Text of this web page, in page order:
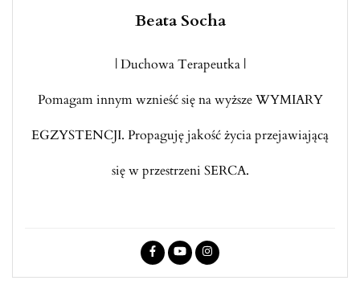
Beata Socha
| Duchowa Terapeutka |
Pomagam innym wznieść się na wyższe WYMIARY
EGZYSTENCJI. Propaguję jakość życia przejawiającą
się w przestrzeni SERCA.